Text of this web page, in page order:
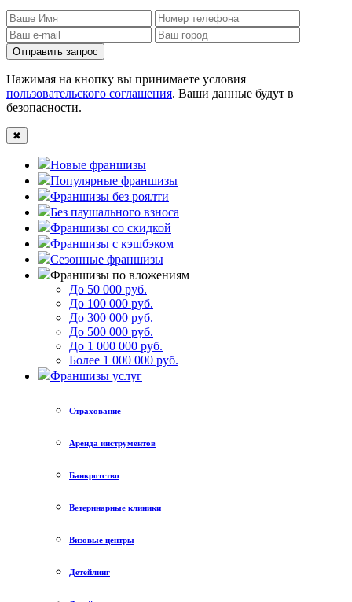
Отправить запрос
Нажимая на кнопку вы принимаете условия
пользовательского соглашения. Ваши данные будут в
безопасности.
✖
Новые франшизы
Популярные франшизы
Франшизы без роялти
Без паушального взноса
Франшизы со скидкой
Франшизы с кэшбэком
Сезонные франшизы
Франшизы по вложениям
До 50 000 руб.
До 100 000 руб.
До 300 000 руб.
До 500 000 руб.
До 1 000 000 руб.
Более 1 000 000 руб.
Франшизы услуг
Страхование
Аренда инструментов
Банкротство
Ветеринарные клиники
Визовые центры
Детейлинг